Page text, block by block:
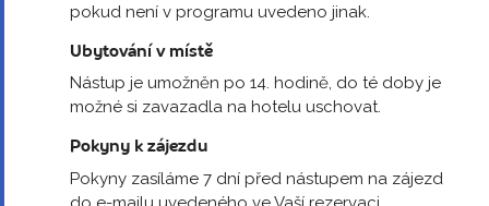
pokud není v programu uvedeno jinak.
Ubytování v místě
Nástup je umožněn po 14. hodině, do té doby je
možné si zavazadla na hotelu uschovat.
Pokyny k zájezdu
Pokyny zasíláme 7 dní před nástupem na zájezd